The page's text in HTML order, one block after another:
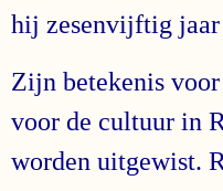
hij zesenvijftig jaar
Zijn betekenis
voor de cultuur in
worden uitgewist.